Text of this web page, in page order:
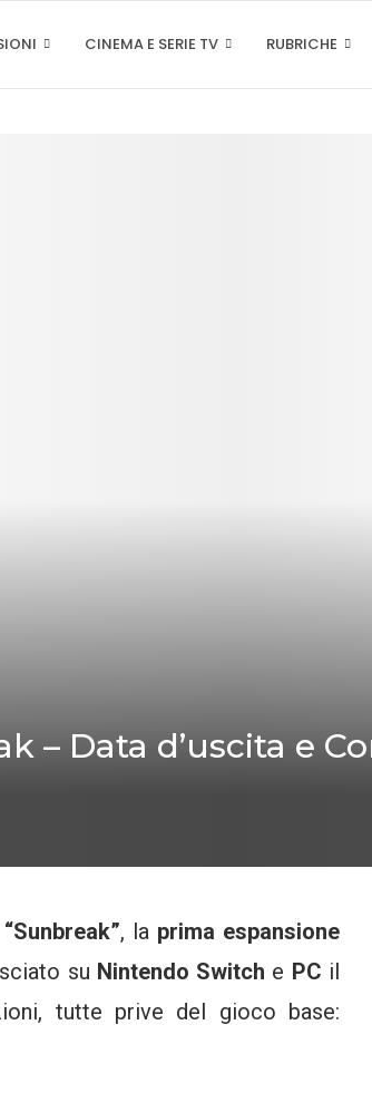
CINEMA E SERIE TV RUBRICHE
– Data d’uscita e
“Sunbreak”, la prima espansione
su Nintendo Switch e PC il
tutte prive del gioco base: